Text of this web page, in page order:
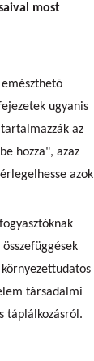
most
ugyanis
az
hozza", azaz
azok
társadalmi
táplálkozásról.